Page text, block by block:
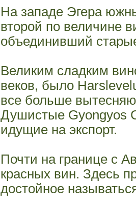
На западе Эгера
второй по величине
объединивший
Великим сладким
веков, было
все больше
Душистые Gyongyos
идущие на экспорт.
Почти на границе с
красных вин. Здесь
достойное